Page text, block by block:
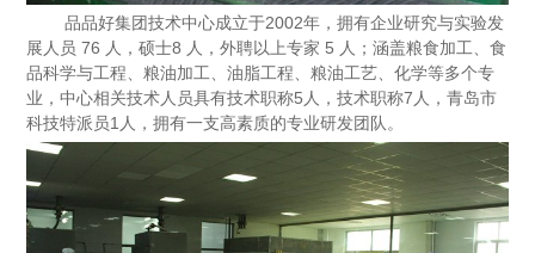
品品好集团技术中心成立于2002年，拥有企业研究与实验发
展人员 76 人，硕士8 人，外聘以上专家 5 人；涵盖粮食加工、食
品科学与工程、粮油加工、油脂工程、粮油工艺、化学等多个专
业，中心相关技术人员具有技术职称5人，技术职称7人，青岛市
科技特派员1人，拥有一支高素质的专业研发团队。